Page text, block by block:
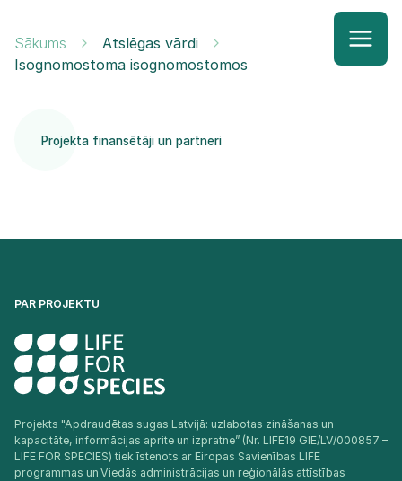
Sākums
Atslēgas vārdi
Isognomostoma isognomostomos
Projekta finansētāji un partneri
PAR PROJEKTU
Projekts "Apdraudētas sugas Latvijā: uzlabotas zināšanas un
kapacitāte, informācijas aprite un izpratne” (Nr. LIFE19 GIE/LV/000857 –
LIFE FOR SPECIES) tiek īstenots ar Eiropas Savienības LIFE
programmas un Viedās administrācijas un reģionālās attīstības